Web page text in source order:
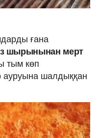
ғана
шырынынан мерт
тым көп
ауруына шалдыққан